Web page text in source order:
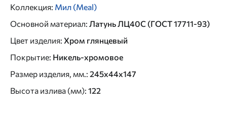
Коллекция: Мил (Meal)
Основной материал: Латунь ЛЦ40C (ГОСТ 17711-93)
Цвет изделия: Хром глянцевый
Покрытие: Никель-хромовое
Размер изделия, мм.: 245x44x147
Высота излива (мм): 122